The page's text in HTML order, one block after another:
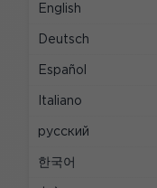
English
Deutsch
Español
Italiano
русский
한국어
LEGALE
Europea